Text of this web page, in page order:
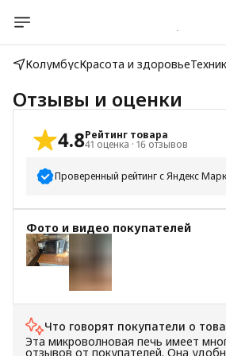
КолумбусКрасота и здоровье
Отзывы и оценки
4.8Рейтинг товара
41 оценка · 16 отзывов
Проверенный рейтинг с Яндекс
5 звёзд
4 звезды
3 звезды
звезды
звезда
Фото и видео покупателей
+2
Что говорят покупатели о
Эта микроволновая печь имеет
отзывов от покупателей. Она